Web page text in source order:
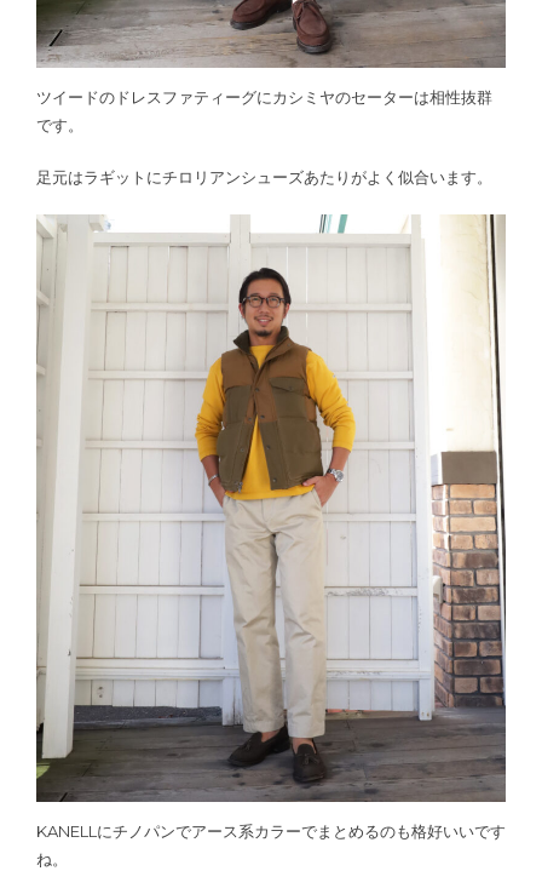
ツイードのドレスファティーグにカシミヤのセーターは相性抜群
です。
足元はラギットにチロリアンシューズあたりがよく似合います。
KANELLにチノパンでアース系カラーでまとめるのも格好いいです
ね。